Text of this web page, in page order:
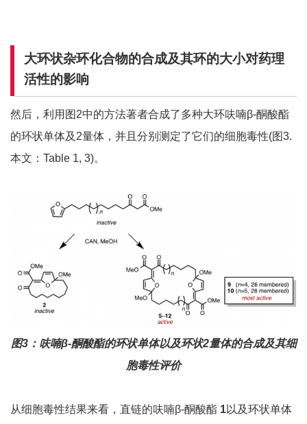
大环状杂环化合物的合成及其环的大小对药理
活性的影响
然后，利用图2中的方法著者合成了多种大环呋喃β-酮酸酯
的环状单体及2量体，并且分别测定了它们的细胞毒性(图3.
本文：Table 1, 3)。
图3：呋喃β-酮酸酯的环状单体以及环状2量体的合成及其细
胞毒性评价
从细胞毒性结果来看，直链的呋喃β-酮酸酯 1以及环状单体